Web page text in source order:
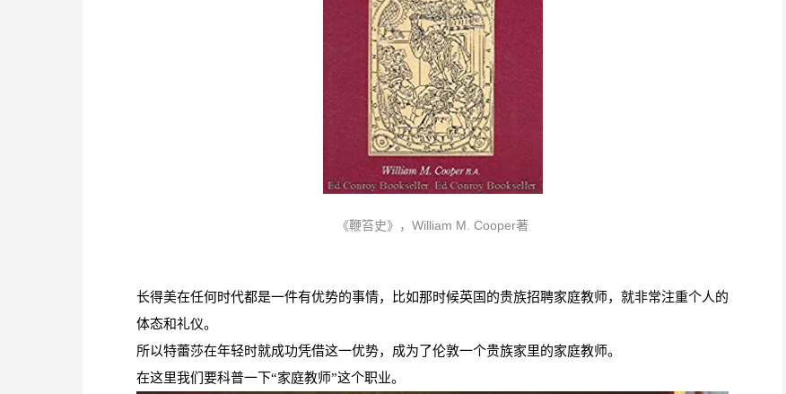
《鞭笞史》，William M. Cooper著
长得美在任何时代都是一件有优势的事情，比如那时候英国的贵族招聘家庭教师，就非常注重个人的
体态和礼仪。
所以特蕾莎在年轻时就成功凭借这一优势，成为了伦敦一个贵族家里的家庭教师。
在这里我们要科普一下“家庭教师”这个职业。